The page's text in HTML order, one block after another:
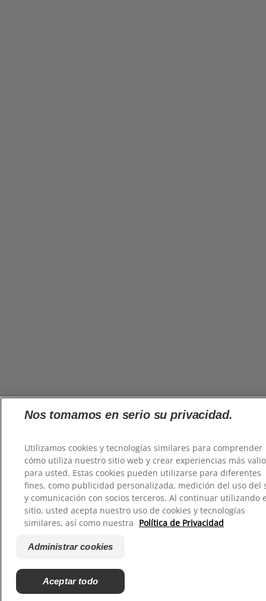
Nos tomamos en serio su privacidad.
Utilizamos cookies y tecnologías similares para comprender
cómo utiliza nuestro sitio web y crear experiencias más
para usted. Estas cookies pueden utilizarse para diferentes
fines, como publicidad personalizada, medición del uso del
y comunicación con socios terceros. Al continuar utilizando
sitio, usted acepta nuestro uso de cookies y tecnologías
similares, así como nuestra Política de Privacidad
Administrar cookies
Aceptar todo